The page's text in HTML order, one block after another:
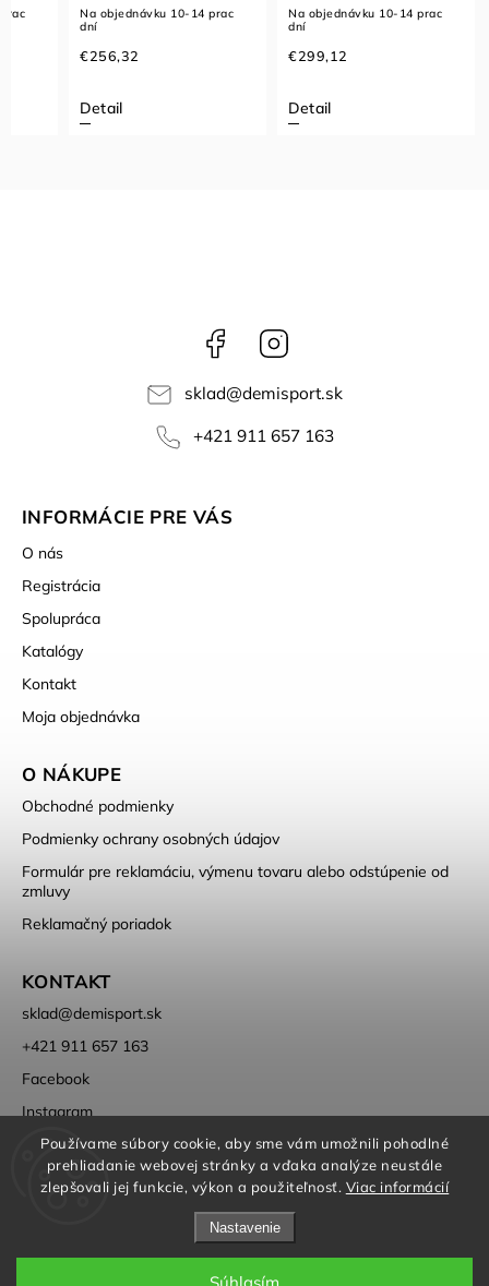
Používame súbory cookie, aby sme vám umožnili pohodlné
prehliadanie webovej stránky a vďaka analýze neustále
zlepšovali jej funkcie, výkon a použiteľnosť. Viac informácií
Nastavenie
Na objednávku 10-14 prac
dní
€256,32
Detail
Na objednávku 10-14 prac
dní
€299,12
Detail
Facebook
sklad@demisport.sk
+421 911 657 163
INFORMÁCIE PRE VÁS
O nás
Registrácia
Spolupráca
Katalógy
Kontakt
Moja objednávka
O NÁKUPE
Obchodné podmienky
Podmienky ochrany osobných údajov
Formulár pre reklamáciu, výmenu tovaru alebo odstúpenie od
zmluvy
Reklamačný poriadok
KONTAKT
sklad@demisport.sk
+421 911 657 163
Facebook
Instagram